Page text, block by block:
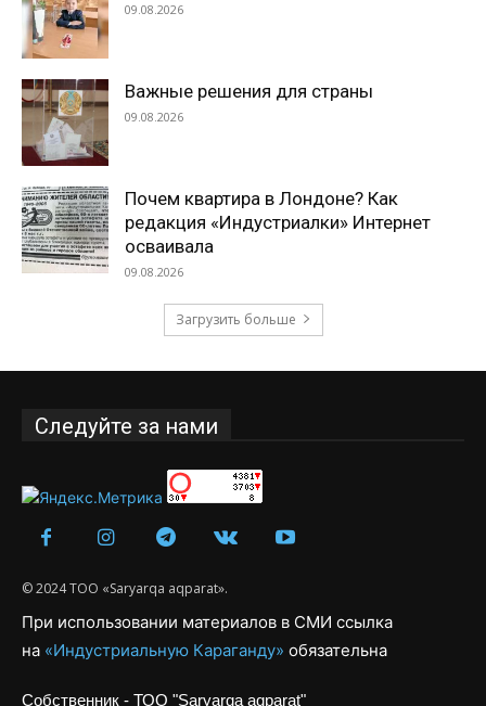
09.08.2026
Важные решения для страны
09.08.2026
Почем квартира в Лондоне? Как
редакция «Индустриалки» Интернет
осваивала
09.08.2026
Загрузить больше
Следуйте за нами
© 2024 ТОО «Saryarqa aqparat».
При использовании материалов в СМИ ссылка
на «Индустриальную Караганду» обязательна
Собственник - ТОО "Saryarqa aqparat"